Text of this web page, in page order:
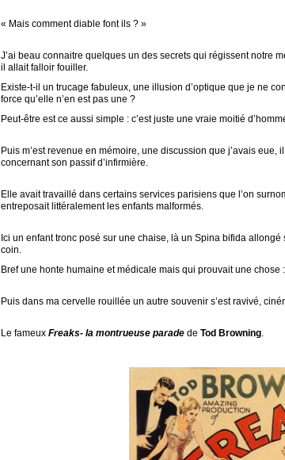
« Mais comment diable font ils ? »
J’ai beau connaitre quelques un des secrets qui régissent notre
il allait falloir fouiller.
Existe-t-il un trucage fabuleux, une illusion d’optique que je ne
force qu’elle n’en est pas une ?
Peut-être est ce aussi simple : c’est juste une vraie moitié
Puis m’est revenue en mémoire, une discussion que j’avais eue,
concernant son passif d’infirmière.
Elle avait travaillé dans certains services parisiens que l’on
entreposait littéralement les enfants malformés.
Ici un enfant tronc posé sur une chaise, là un Spina bifida
coin.
Bref une honte humaine et médicale mais qui prouvait une
Puis dans ma cervelle rouillée un autre souvenir s’est ravivé,
Le fameux Freaks- la montrueuse parade de Tod Browning.